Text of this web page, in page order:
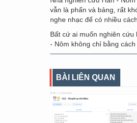
vẫn là phấn và bảng, rất
nghe nhạc để có nhiều
Bất cứ ai muốn nghiên
- Nôm không chỉ bằng
BÀI LIÊN QUAN